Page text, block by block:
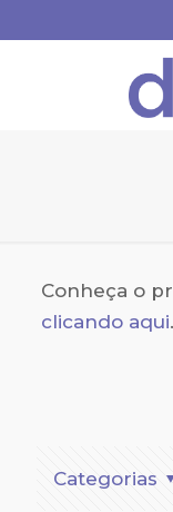
Conheça o
clicando aqui.
Categorias